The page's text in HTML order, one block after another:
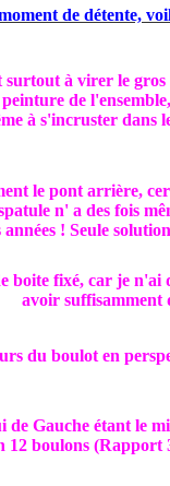
de détente,
à virer le
de
à s'incruster dans
le pont arrière,
n' a des fois
! Seule
boite fixé, car je n'ai
avoir suffisamment
du boulot en
de Gauche étant le
12 boulons